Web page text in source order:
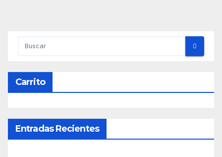
Carrito
Entradas Recientes